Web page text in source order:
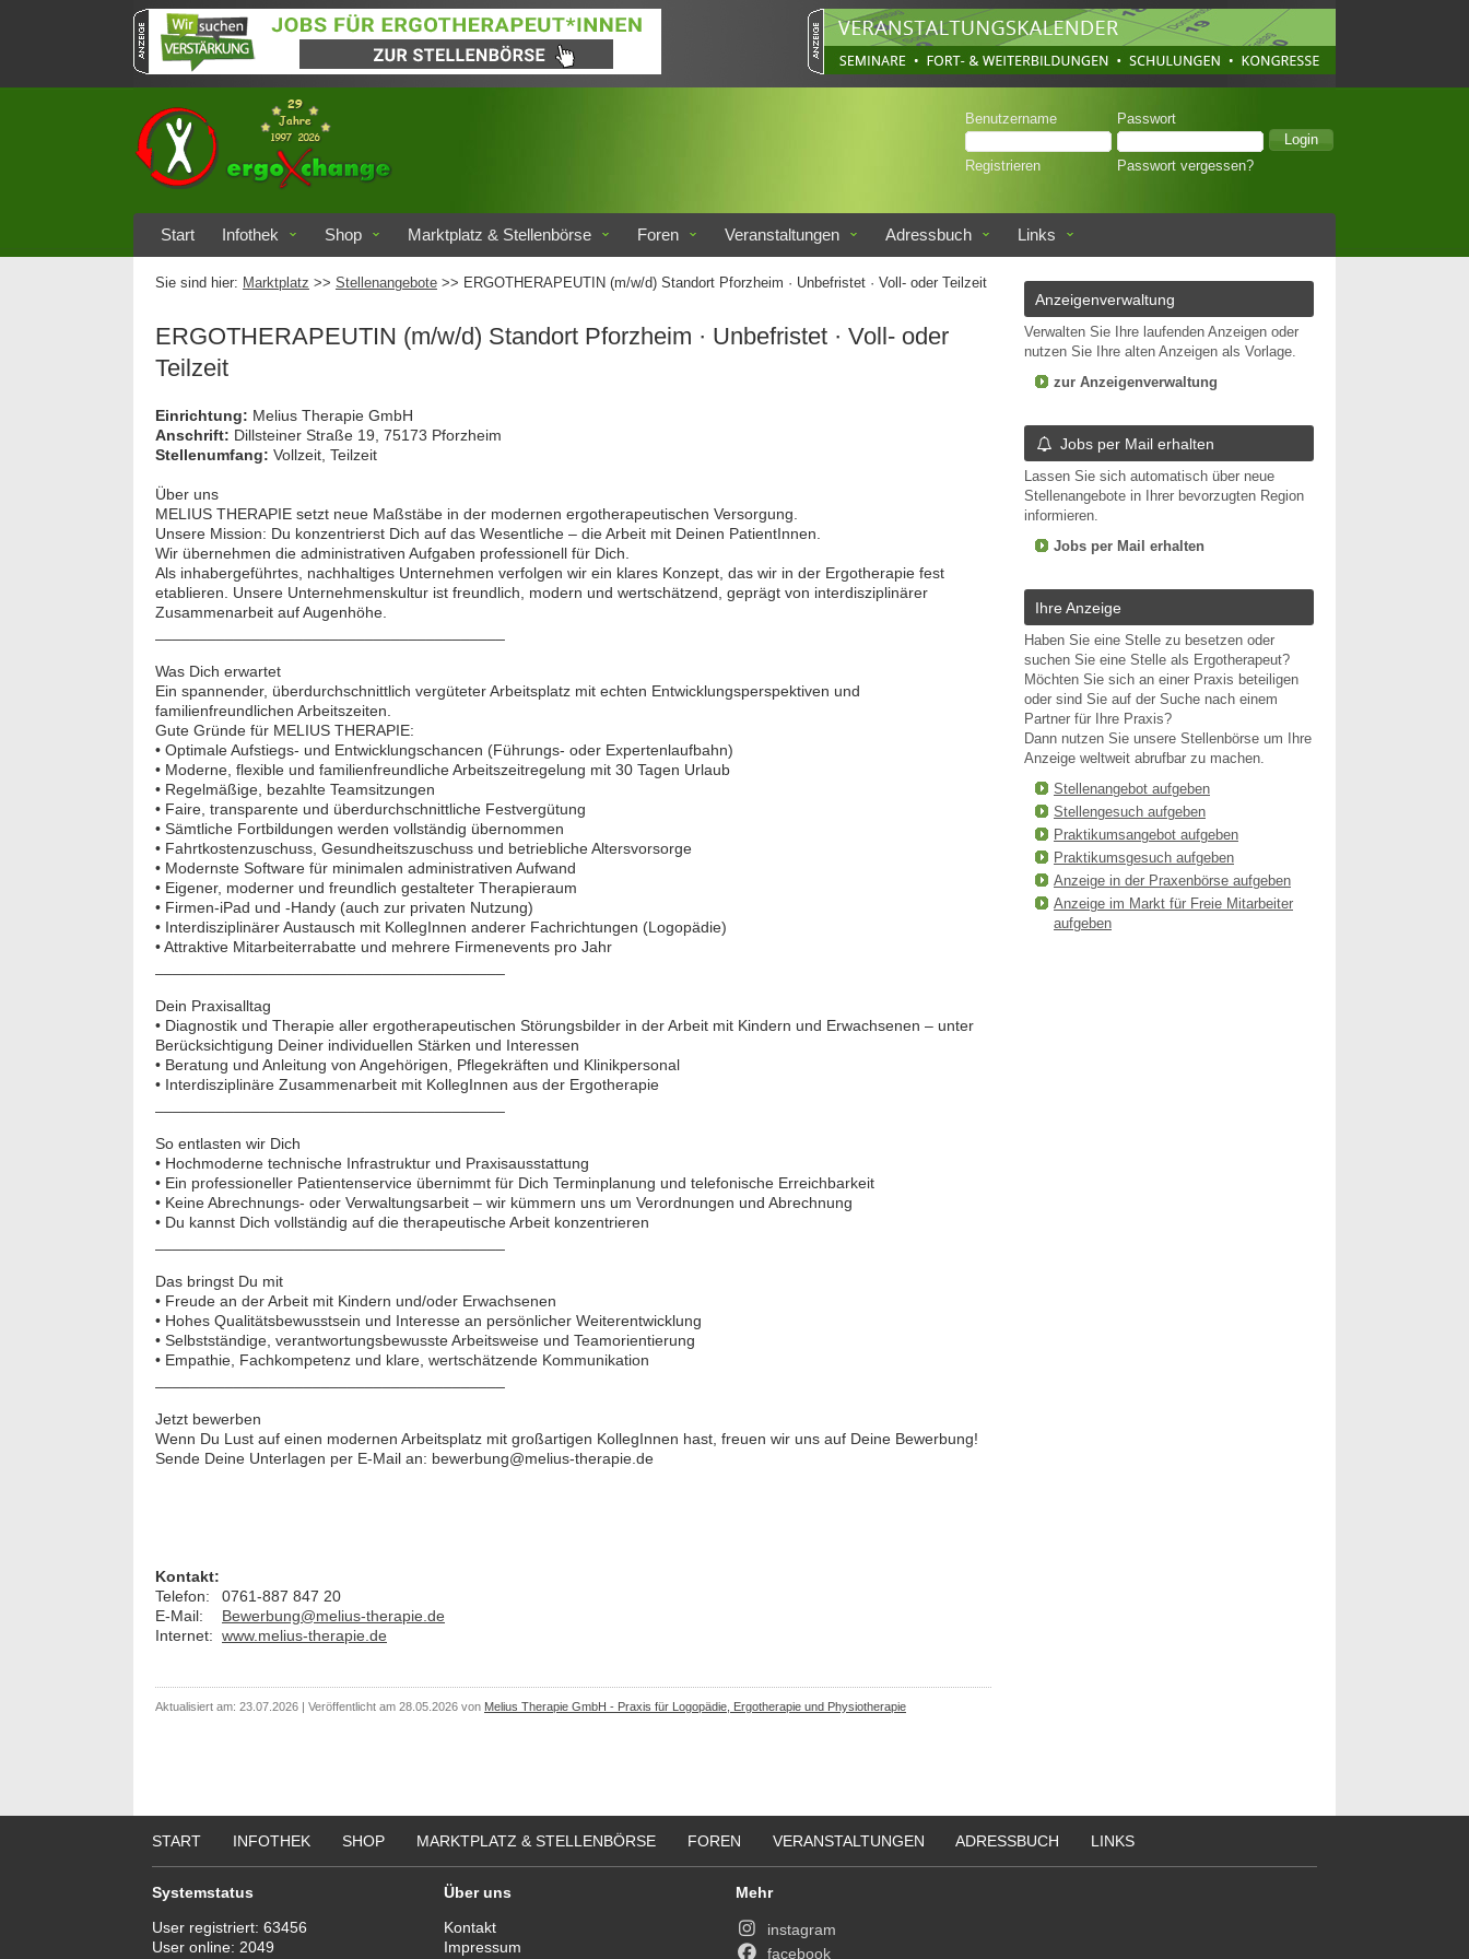
Benutzername Passwort
Registrieren Passwort vergessen?
Start Infothek Shop Marktplatz & Stellenbörse Foren Veranstaltungen Adressbuch Links
Sie sind hier: Marktplatz >> Stellenangebote >> ERGOTHERAPEUTIN (m/w/d) Standort Pforzheim · Unbefristet · Voll- oder Teilzeit
ERGOTHERAPEUTIN (m/w/d) Standort Pforzheim · Unbefristet · Voll- oder
Teilzeit
Einrichtung: Melius Therapie GmbH
Anschrift: Dillsteiner Straße 19, 75173 Pforzheim
Stellenumfang: Vollzeit, Teilzeit
Über uns
MELIUS THERAPIE setzt neue Maßstäbe in der modernen ergotherapeutischen Versorgung.
Unsere Mission: Du konzentrierst Dich auf das Wesentliche – die Arbeit mit Deinen PatientInnen.
Wir übernehmen die administrativen Aufgaben professionell für Dich.
Als inhabergeführtes, nachhaltiges Unternehmen verfolgen wir ein klares Konzept, das wir in der Ergotherapie fest
etablieren. Unsere Unternehmenskultur ist freundlich, modern und wertschätzend, geprägt von interdisziplinärer
Zusammenarbeit auf Augenhöhe.
Was Dich erwartet
Ein spannender, überdurchschnittlich vergüteter Arbeitsplatz mit echten Entwicklungsperspektiven und
familienfreundlichen Arbeitszeiten.
Gute Gründe für MELIUS THERAPIE:
• Optimale Aufstiegs- und Entwicklungschancen (Führungs- oder Expertenlaufbahn)
• Moderne, flexible und familienfreundliche Arbeitszeitregelung mit 30 Tagen Urlaub
• Regelmäßige, bezahlte Teamsitzungen
• Faire, transparente und überdurchschnittliche Festvergütung
• Sämtliche Fortbildungen werden vollständig übernommen
• Fahrtkostenzuschuss, Gesundheitszuschuss und betriebliche Altersvorsorge
• Modernste Software für minimalen administrativen Aufwand
• Eigener, moderner und freundlich gestalteter Therapieraum
• Firmen-iPad und -Handy (auch zur privaten Nutzung)
• Interdisziplinärer Austausch mit KollegInnen anderer Fachrichtungen (Logopädie)
• Attraktive Mitarbeiterrabatte und mehrere Firmenevents pro Jahr
Dein Praxisalltag
• Diagnostik und Therapie aller ergotherapeutischen Störungsbilder in der Arbeit mit Kindern und Erwachsenen – unter
Berücksichtigung Deiner individuellen Stärken und Interessen
• Beratung und Anleitung von Angehörigen, Pflegekräften und Klinikpersonal
• Interdisziplinäre Zusammenarbeit mit KollegInnen aus der Ergotherapie
So entlasten wir Dich
• Hochmoderne technische Infrastruktur und Praxisausstattung
• Ein professioneller Patientenservice übernimmt für Dich Terminplanung und telefonische Erreichbarkeit
• Keine Abrechnungs- oder Verwaltungsarbeit – wir kümmern uns um Verordnungen und Abrechnung
• Du kannst Dich vollständig auf die therapeutische Arbeit konzentrieren
Das bringst Du mit
• Freude an der Arbeit mit Kindern und/oder Erwachsenen
• Hohes Qualitätsbewusstsein und Interesse an persönlicher Weiterentwicklung
• Selbstständige, verantwortungsbewusste Arbeitsweise und Teamorientierung
• Empathie, Fachkompetenz und klare, wertschätzende Kommunikation
Jetzt bewerben
Wenn Du Lust auf einen modernen Arbeitsplatz mit großartigen KollegInnen hast, freuen wir uns auf Deine Bewerbung!
Sende Deine Unterlagen per E-Mail an: bewerbung@melius-therapie.de
Kontakt:
Telefon:
0761-887 847 20
E-Mail:
Bewerbung@melius-therapie.de
Internet: www.melius-therapie.de
Aktualisiert am: 23.07.2026 | Veröffentlicht am 28.05.2026 von Melius Therapie GmbH - Praxis für Logopädie, Ergotherapie und Physiotherapie
Anzeigenverwaltung
Verwalten Sie Ihre laufenden Anzeigen oder
nutzen Sie Ihre alten Anzeigen als Vorlage.
zur Anzeigenverwaltung
Jobs per Mail erhalten
Lassen Sie sich automatisch über neue
Stellenangebote in Ihrer bevorzugten Region
informieren.
Jobs per Mail erhalten
Ihre Anzeige
Haben Sie eine Stelle zu besetzen oder
suchen Sie eine Stelle als Ergotherapeut?
Möchten Sie sich an einer Praxis beteiligen
oder sind Sie auf der Suche nach einem
Partner für Ihre Praxis?
Dann nutzen Sie unsere Stellenbörse um Ihre
Anzeige weltweit abrufbar zu machen.
Stellenangebot aufgeben
Stellengesuch aufgeben
Praktikumsangebot aufgeben
Praktikumsgesuch aufgeben
Anzeige in der Praxenbörse aufgeben
Anzeige im Markt für Freie Mitarbeiter
aufgeben
START INFOTHEK SHOP MARKTPLATZ & STELLENBÖRSE FOREN VERANSTALTUNGEN ADRESSBUCH LINKS
Systemstatus
User registriert: 63456
User online: 2049
Über uns
Kontakt
Impressum
Mehr
instagram
facebook